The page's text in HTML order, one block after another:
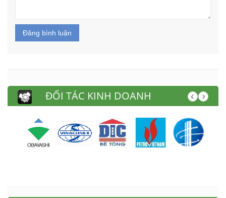
Đăng bình luận
ĐỐI TÁC KINH DOANH